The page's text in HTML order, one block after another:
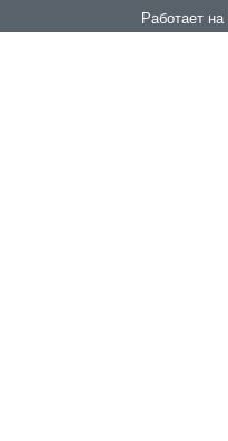
Работает на